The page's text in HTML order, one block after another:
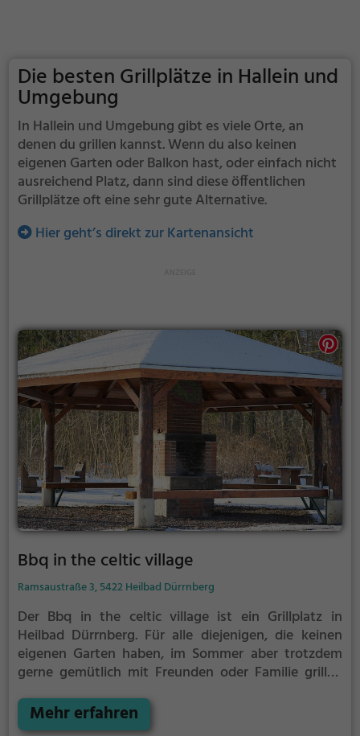
Die besten Grillplätze in Hallein und
Umgebung
In Hallein und Umgebung gibt es viele Orte, an
denen du grillen kannst. Wenn du also keinen
eigenen Garten oder Balkon hast, oder einfach nicht
ausreichend Platz, dann sind diese öffentlichen
Grillplätze oft eine sehr gute Alternative.
Hier geht’s direkt zur Kartenansicht
Bbq in the celtic village
Ramsaustraße 3, 5422 Heilbad Dürrnberg
Der Bbq in the celtic village ist ein Grillplatz in
Heilbad Dürrnberg. Für alle diejenigen, die keinen
eigenen Garten haben, im Sommer aber trotzdem
gerne gemütlich mit Freunden oder Familie grillen
Mehr erfahren